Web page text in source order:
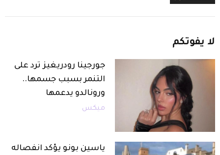
لا يفوتكم
جورجينا رودريغيز ترد على
التنمر بسبب جسمها..
ورونالدو يدعمها
ميكس
ياسين بونو يؤكد انفصاله